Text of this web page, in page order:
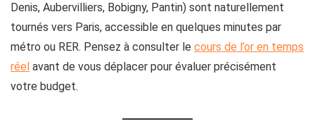
Denis, Aubervilliers, Bobigny, Pantin) sont naturellement
tournés vers Paris, accessible en quelques minutes par
métro ou RER. Pensez à consulter le cours de l’or en temps
réel avant de vous déplacer pour évaluer précisément
votre budget.